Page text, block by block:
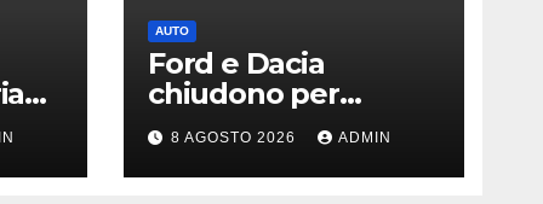
AUTO
Ford e Dacia
chiudono per
siccità: il Danubio
ferma la produzione
auto
8 AGOSTO 2026 ADMIN